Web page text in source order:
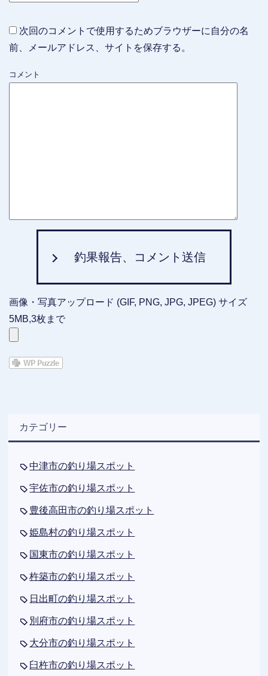
次回のコメントで使用するためブラウザーに自分の名
前、メールアドレス、サイトを保存する。
コメント
釣果報告、コメント送信
画像・写真アップロード (GIF, PNG, JPG, JPEG) サイズ
5MB,3枚まで
カテゴリー
中津市の釣り場スポット
宇佐市の釣り場スポット
豊後高田市の釣り場スポット
姫島村の釣り場スポット
国東市の釣り場スポット
杵築市の釣り場スポット
日出町の釣り場スポット
別府市の釣り場スポット
大分市の釣り場スポット
臼杵市の釣り場スポット